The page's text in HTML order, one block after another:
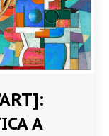
A